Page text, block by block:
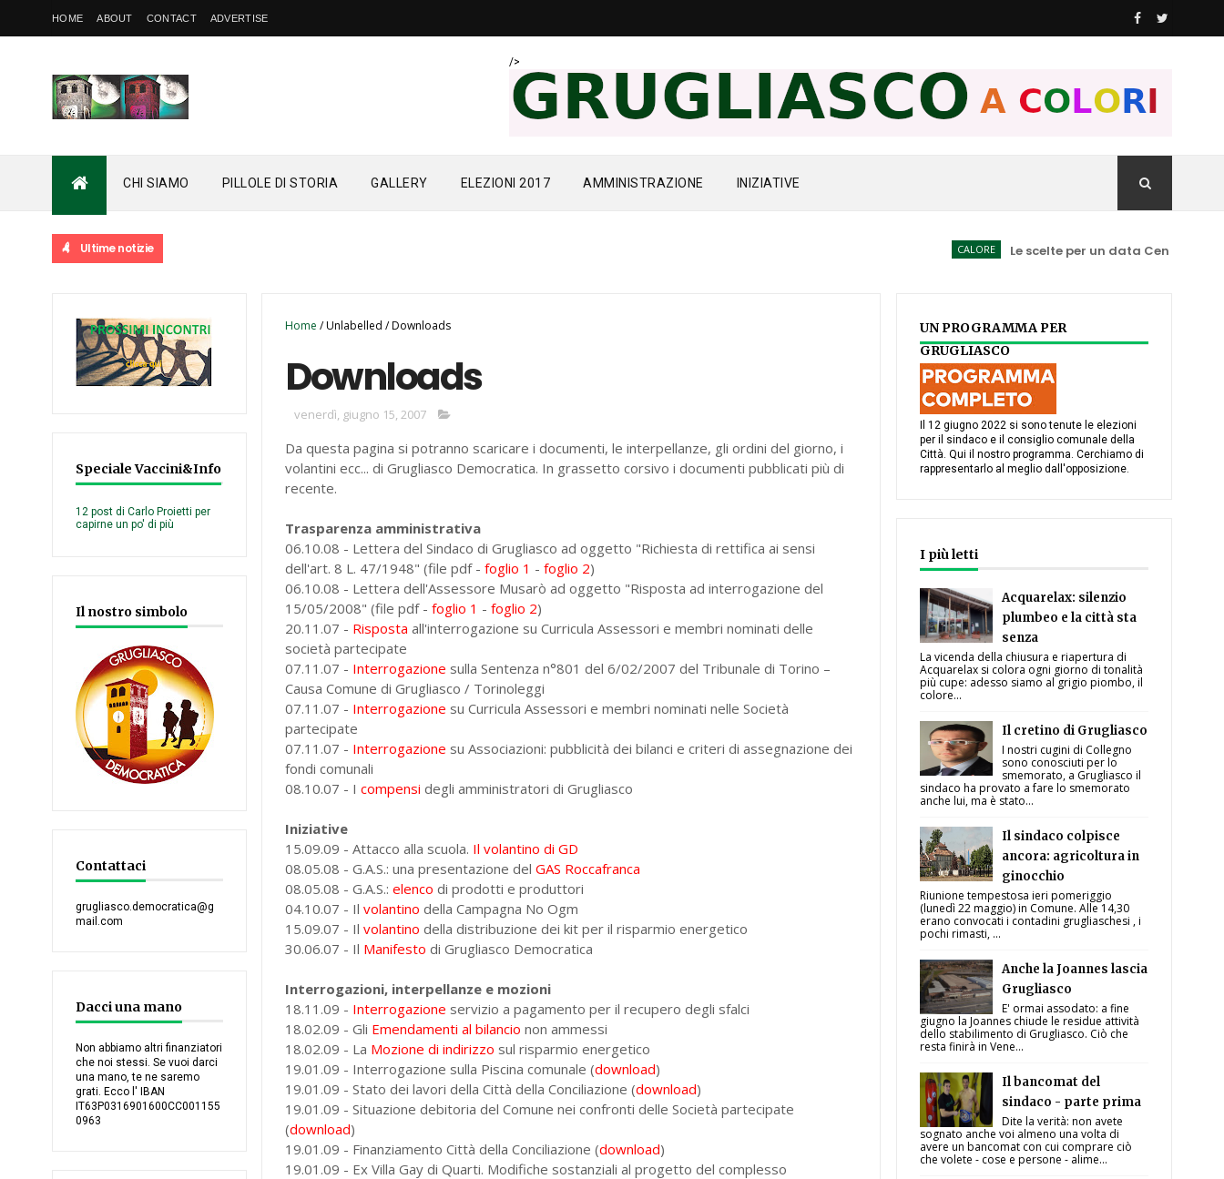
HOME ABOUT CONTACT ADVERTISE
/>
CHI SIAMO PILLOLE DI STORIA GALLERY ELEZIONI 2017 AMMINISTRAZIONE INIZIATIVE
Ultime notizie Le scelte per un data Center spiegate
Speciale Vaccini&Info
12 post di Carlo Proietti per
capirne un po' di più
Il nostro simbolo
Contattaci
grugliasco.democratica@g
mail.com
Dacci una mano
Non abbiamo altri finanziatori
che noi stessi. Se vuoi darci
una mano, te ne saremo
grati. Ecco l' IBAN
IT63P0316901600CC001155
0963
Home /Unlabelled/Downloads
Downloads
venerdì, giugno 15, 2007
Da questa pagina si potranno scaricare i documenti, le interpellanze, gli ordini del giorno, i
volantini ecc... di Grugliasco Democratica. In grassetto corsivo i documenti pubblicati più di
recente.
Trasparenza amministrativa
06.10.08 - Lettera del Sindaco di Grugliasco ad oggetto "Richiesta di rettifica ai sensi
dell'art. 8 L. 47/1948" (file pdf -foglio 1 -foglio 2)
06.10.08 - Lettera dell'Assessore Musarò ad oggetto "Risposta ad interrogazione del
15/05/2008" (file pdf -foglio 1 -foglio 2)
20.11.07 - Risposta all'interrogazione su Curricula Assessori e membri nominati delle
società partecipate
07.11.07 - Interrogazione sulla Sentenza n°801 del 6/02/2007 del Tribunale di Torino –
Causa Comune di Grugliasco / Torinoleggi
07.11.07 - Interrogazione su Curricula Assessori e membri nominati nelle Società
partecipate
07.11.07 - Interrogazione su Associazioni: pubblicità dei bilanci e criteri di assegnazione dei
fondi comunali
08.10.07 - Icompensi degli amministratori di Grugliasco
Iniziative
15.09.09 - Attacco alla scuola. Il volantino di GD
08.05.08 - G.A.S.: una presentazione delGAS Roccafranca
08.05.08 - G.A.S.:elenco di prodotti e produttori
04.10.07 - Ilvolantino della Campagna No Ogm
15.09.07 - Ilvolantino della distribuzione dei kit per il risparmio energetico
30.06.07 - Il Manifestodi Grugliasco Democratica
Interrogazioni, interpellanze e mozioni
18.11.09 - Interrogazione servizio a pagamento per il recupero degli sfalci
18.02.09 - Gli Emendamenti al bilancio non ammessi
18.02.09 - La Mozione di indirizzo sul risparmio energetico
19.01.09 - Interrogazione sulla Piscina comunale (download)
19.01.09 - Stato dei lavori della Città della Conciliazione (download)
19.01.09 - Situazione debitoria del Comune nei confronti delle Società partecipate
(download)
19.01.09 - Finanziamento Città della Conciliazione (download)
19.01.09 - Ex Villa Gay di Quarti. Modifiche sostanziali al progetto del complesso
UN PROGRAMMA PER
GRUGLIASCO
Il 12 giugno 2022 si sono tenute le elezioni
per il sindaco e il consiglio comunale della
Città. Qui il nostro programma. Cerchiamo di
rappresentarlo al meglio dall'opposizione.
I più letti
Acquarelax: silenzio
plumbeo e la città sta
senza
La vicenda della chiusura e riapertura di
Acquarelax si colora ogni giorno di tonalità
più cupe: adesso siamo al grigio piombo, il
colore...
Il cretino di Grugliasco
I nostri cugini di Collegno
sono conosciuti per lo
smemorato, a Grugliasco il
sindaco ha provato a fare lo smemorato
anche lui, ma è stato...
Il sindaco colpisce
ancora: agricoltura in
ginocchio
Riunione tempestosa ieri pomeriggio
(lunedì 22 maggio) in Comune. Alle 14,30
erano convocati i contadini grugliaschesi , i
pochi rimasti, ...
Anche la Joannes lascia
Grugliasco
E' ormai assodato: a fine
giugno la Joannes chiude le residue attività
dello stabilimento di Grugliasco. Ciò che
resta finirà in Vene...
Il bancomat del
sindaco - parte prima
Dite la verità: non avete
sognato anche voi almeno una volta di
avere un bancomat con cui comprare ciò
che volete - cose e persone - alime...